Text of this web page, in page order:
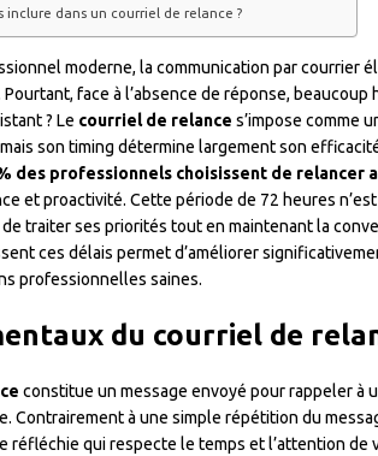
inclure dans un courriel de relance ?
moderne, la communication par courrier
face à l’absence de réponse,
? Le courriel de relance s’impose comme
son timing détermine largement son
des professionnels choisissent de relancer
et proactivité. Cette période de 72 heures
traiter ses priorités tout en maintenant la
ces délais permet d’améliorer
professionnelles saines.
du courriel de
constitue un message envoyé pour rappeler à
Contrairement à une simple répétition du
réfléchie qui respecte le temps et l’attention de